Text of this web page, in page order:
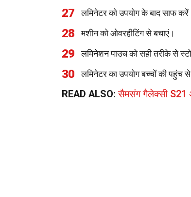
27 लमिनेटर को उपयोग के बाद साफ
28 मशीन को ओवरहीटिंग से बचाएं।
29 लमिनेशन पाउच को सही तरीके से
30 लमिनेटर का उपयोग बच्चों की पहुंच
READ ALSO:सैमसंग गैलेक्सी S21